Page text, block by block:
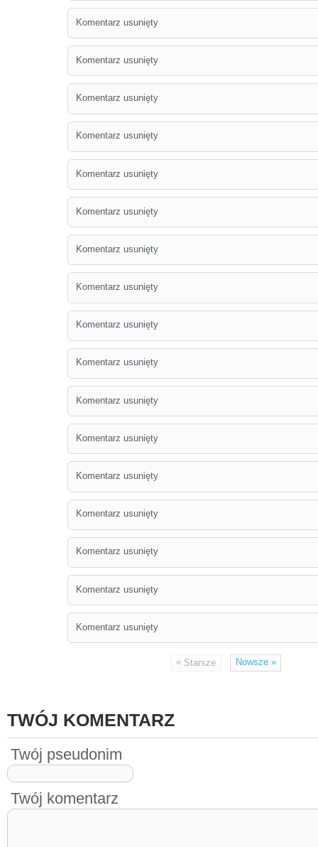
Komentarz usunięty
Komentarz usunięty
Komentarz usunięty
Komentarz usunięty
Komentarz usunięty
Komentarz usunięty
Komentarz usunięty
Komentarz usunięty
Komentarz usunięty
Komentarz usunięty
Komentarz usunięty
Komentarz usunięty
Komentarz usunięty
Komentarz usunięty
Komentarz usunięty
Komentarz usunięty
Komentarz usunięty
« Starsze Nowsze»
TWÓJ KOMENTARZ
Twój pseudonim
Twój komentarz